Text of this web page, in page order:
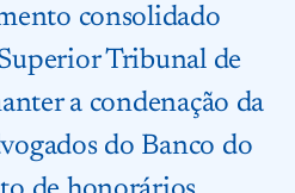
consolidado
Tribunal de
a condenação da
do Banco do